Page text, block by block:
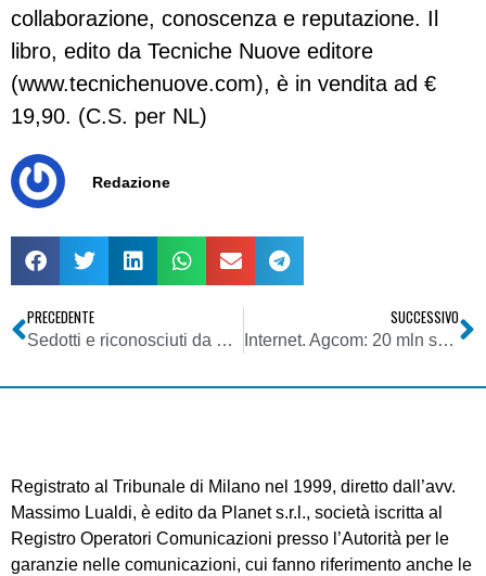
collaborazione, conoscenza e reputazione. Il
libro, edito da Tecniche Nuove editore
(www.tecnichenuove.com), è in vendita ad €
19,90. (C.S. per NL)
Redazione
PRECEDENTE
Sedotti e riconosciuti da Facebook: con il “tag suggestions”
SUCCESSIVO
Internet. Agcom: 20 mln su Facebook per quasi 10 ore. Italia primo paese al mondo con Brasile per penetrazione social media
Registrato al Tribunale di Milano nel 1999, diretto dall’avv.
Massimo Lualdi, è edito da Planet s.r.l., società iscritta al
Registro Operatori Comunicazioni presso l’Autorità per le
garanzie nelle comunicazioni, cui fanno riferimento anche le